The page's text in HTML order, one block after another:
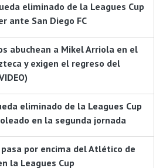
eliminado de la Leagues Cup
ante San Diego FC
abuchean a Mikel Arriola en el
y exigen el regreso del
eliminado de la Leagues Cup
en la segunda jornada
por encima del Atlético de
la Leagues Cup